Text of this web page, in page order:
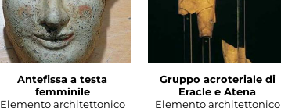
Antefissa a testa
femminile
Elemento architettonico
Gruppo acroteriale di
Eracle e Atena
Elemento architettonico